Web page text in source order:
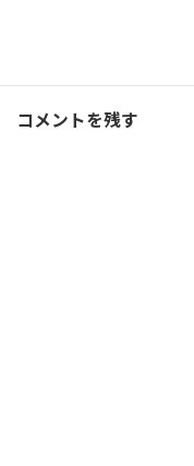
コメントを残す